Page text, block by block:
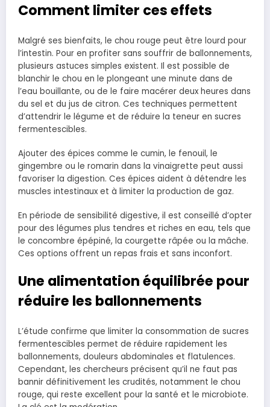
Comment limiter ces effets
Malgré ses bienfaits, le chou rouge peut être lourd pour
l’intestin. Pour en profiter sans souffrir de ballonnements,
plusieurs astuces simples existent. Il est possible de
blanchir le chou en le plongeant une minute dans de
l’eau bouillante, ou de le faire macérer deux heures dans
du sel et du jus de citron. Ces techniques permettent
d’attendrir le légume et de réduire la teneur en sucres
fermentescibles.
Ajouter des épices comme le cumin, le fenouil, le
gingembre ou le romarin dans la vinaigrette peut aussi
favoriser la digestion. Ces épices aident à détendre les
muscles intestinaux et à limiter la production de gaz.
En période de sensibilité digestive, il est conseillé d’opter
pour des légumes plus tendres et riches en eau, tels que
le concombre épépiné, la courgette râpée ou la mâche.
Ces options offrent un repas frais et sans inconfort.
Une alimentation équilibrée pour
réduire les ballonnements
L’étude confirme que limiter la consommation de sucres
fermentescibles permet de réduire rapidement les
ballonnements, douleurs abdominales et flatulences.
Cependant, les chercheurs précisent qu’il ne faut pas
bannir définitivement les crudités, notamment le chou
rouge, qui reste excellent pour la santé et le microbiote.